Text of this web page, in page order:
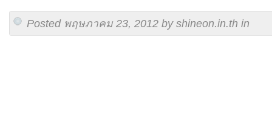
Posted พฤษภาคม 23, 2012 by shineon.in.th in